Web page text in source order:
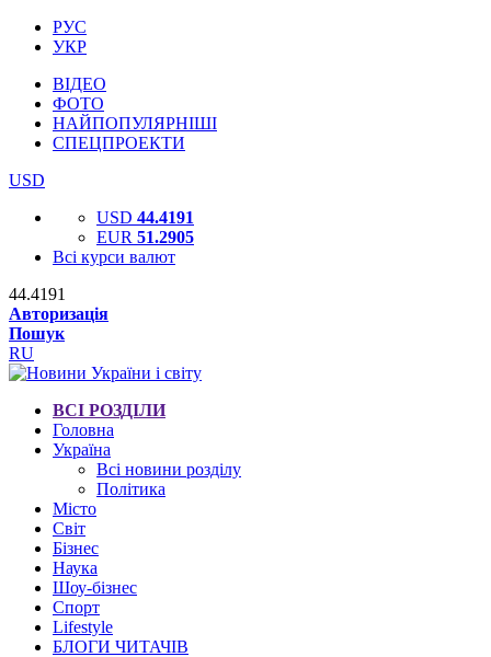
РУС
УКР
ВІДЕО
ФОТО
НАЙПОПУЛЯРНІШІ
СПЕЦПРОЕКТИ
USD
USD 44.4191
EUR 51.2905
Всі курси валют
44.4191
Авторизація
Пошук
RU
ВСІ РОЗДІЛИ
Головна
Україна
Всі новини розділу
Політика
Місто
Світ
Бізнес
Наука
Шоу-бізнес
Спорт
Lifestyle
БЛОГИ ЧИТАЧІВ